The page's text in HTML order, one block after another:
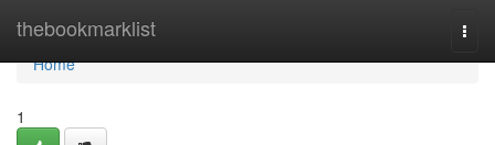
thebookmarklist
Home
Home
1